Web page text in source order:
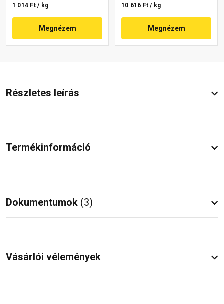
1 014 Ft / kg
Megnézem
10 616 Ft / kg
Megnézem
Részletes leírás
Termékinformáció
Dokumentumok (3)
Vásárlói vélemények